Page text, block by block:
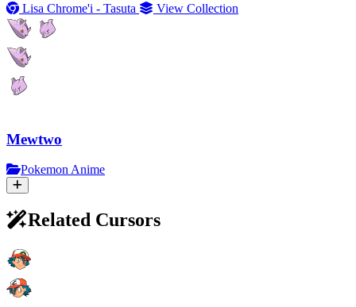
Lisa Chrome'i - Tasuta
View Collection
Mewtwo
Pokemon Anime
Related Cursors